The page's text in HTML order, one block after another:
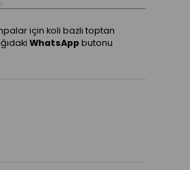
için koli bazlı toptan
WhatsAppbutonu